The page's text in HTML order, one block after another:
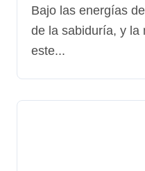
Bajo las energías de Belejee No’j, símbolo
de la sabiduría, y la
este...